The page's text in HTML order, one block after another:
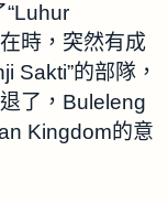
時，突然有成
Sakti”的部隊，
了，Buleleng
Kingdom的意